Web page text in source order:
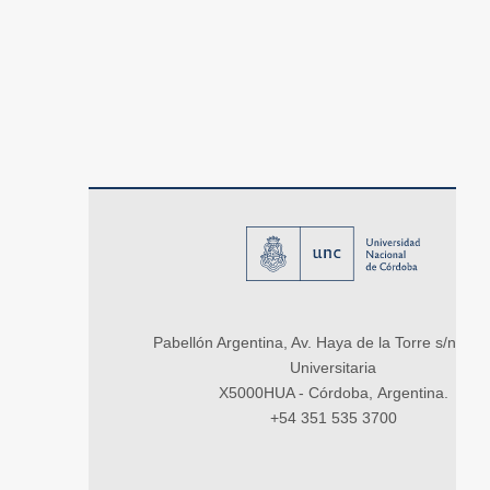
Pabellón Argentina, Av. Haya de la Torre s/n,
Universitaria
X5000HUA - Córdoba, Argentina.
+54 351 535 3700